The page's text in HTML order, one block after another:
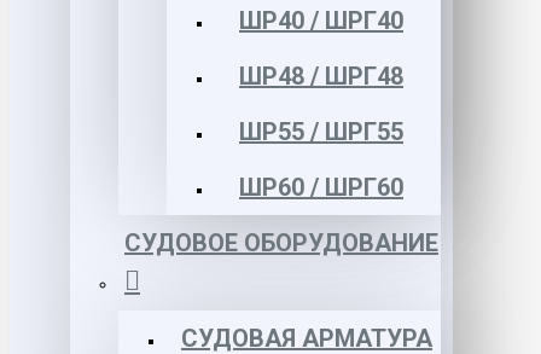
ШР40 / ШРГ40
ШР48 / ШРГ48
ШР55 / ШРГ55
ШР60 / ШРГ60
СУДОВОЕ ОБОРУДОВАНИЕ
СУДОВАЯ АРМАТУРА